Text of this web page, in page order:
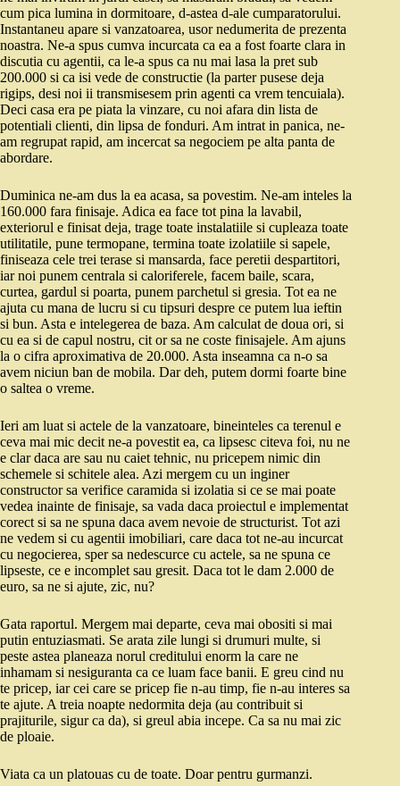
cum pica lumina in dormitoare, d-astea d-ale cumparatorului.
Instantaneu apare si vanzatoarea, usor nedumerita de prezenta
noastra. Ne-a spus cumva incurcata ca ea a fost foarte clara in
discutia cu agentii, ca le-a spus ca nu mai lasa la pret sub
200.000 si ca isi vede de constructie (la parter pusese deja
rigips, desi noi ii transmisesem prin agenti ca vrem tencuiala).
Deci casa era pe piata la vinzare, cu noi afara din lista de
potentiali clienti, din lipsa de fonduri. Am intrat in panica, ne-
am regrupat rapid, am incercat sa negociem pe alta panta de
abordare.
Duminica ne-am dus la ea acasa, sa povestim. Ne-am inteles la
160.000 fara finisaje. Adica ea face tot pina la lavabil,
exteriorul e finisat deja, trage toate instalatiile si cupleaza toate
utilitatile, pune termopane, termina toate izolatiile si sapele,
finiseaza cele trei terase si mansarda, face peretii despartitori,
iar noi punem centrala si caloriferele, facem baile, scara,
curtea, gardul si poarta, punem parchetul si gresia. Tot ea ne
ajuta cu mana de lucru si cu tipsuri despre ce putem lua ieftin
si bun. Asta e intelegerea de baza. Am calculat de doua ori, si
cu ea si de capul nostru, cit or sa ne coste finisajele. Am ajuns
la o cifra aproximativa de 20.000. Asta inseamna ca n-o sa
avem niciun ban de mobila. Dar deh, putem dormi foarte bine
o saltea o vreme.
Ieri am luat si actele de la vanzatoare, bineinteles ca terenul e
ceva mai mic decit ne-a povestit ea, ca lipsesc citeva foi, nu ne
e clar daca are sau nu caiet tehnic, nu pricepem nimic din
schemele si schitele alea. Azi mergem cu un inginer
constructor sa verifice caramida si izolatia si ce se mai poate
vedea inainte de finisaje, sa vada daca proiectul e implementat
corect si sa ne spuna daca avem nevoie de structurist. Tot azi
ne vedem si cu agentii imobiliari, care daca tot ne-au incurcat
cu negocierea, sper sa nedescurce cu actele, sa ne spuna ce
lipseste, ce e incomplet sau gresit. Daca tot le dam 2.000 de
euro, sa ne si ajute, zic, nu?
Gata raportul. Mergem mai departe, ceva mai obositi si mai
putin entuziasmati. Se arata zile lungi si drumuri multe, si
peste astea planeaza norul creditului enorm la care ne
inhamam si nesiguranta ca ce luam face banii. E greu cind nu
te pricep, iar cei care se pricep fie n-au timp, fie n-au interes sa
te ajute. A treia noapte nedormita deja (au contribuit si
prajiturile, sigur ca da), si greul abia incepe. Ca sa nu mai zic
de ploaie.
Viata ca un platouas cu de toate. Doar pentru gurmanzi.